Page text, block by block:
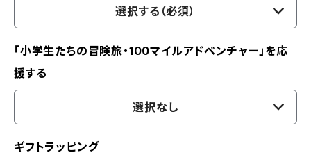
選択する（必須）
「小学生たちの冒険旅・100マイルアドベンチャー」を応
援する
選択なし
ギフトラッピング